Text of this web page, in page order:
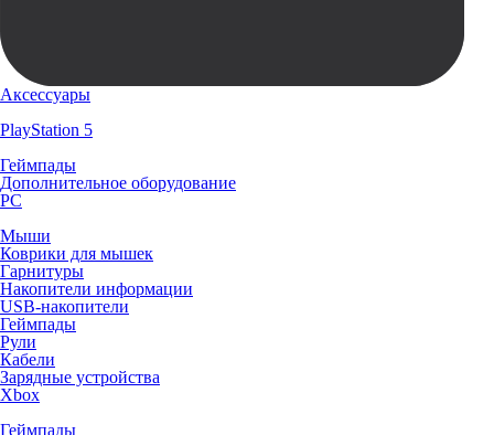
Аксессуары
PlayStation 5
Геймпады
Дополнительное оборудование
PC
Мыши
Коврики для мышек
Гарнитуры
Накопители информации
USB-накопители
Геймпады
Рули
Кабели
Зарядные устройства
Xbox
Геймпады